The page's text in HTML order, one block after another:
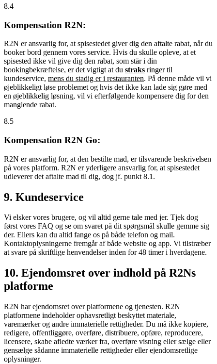
8.4
Kompensation R2N:
R2N er ansvarlig for, at spisestedet giver dig den aftalte rabat, når du
booker bord gennem vores service. Hvis du skulle opleve, at et
spisested ikke vil give dig den rabat, som står i din
bookingbekræftelse, er det vigtigt at du straks ringer til
kundeservice, mens du stadig er i restauranten. På denne måde vil vi
øjeblikkeligt løse problemet og hvis det ikke kan lade sig gøre med
en øjeblikkelig løsning, vil vi efterfølgende kompensere dig for den
manglende rabat.
8.5
Kompensation R2N Go:
R2N er ansvarlig for, at den bestilte mad, er tilsvarende beskrivelsen
på vores platform. R2N er yderligere ansvarlig for, at spisestedet
udleverer det aftalte mad til dig, dog jf. punkt 8.1.
9. Kundeservice
Vi elsker vores brugere, og vil altid gerne tale med jer. Tjek dog
først vores FAQ og se om svaret på dit spørgsmål skulle gemme sig
der. Ellers kan du altid fange os på både telefon og mail.
Kontaktoplysningerne fremgår af både website og app. Vi tilstræber
at svare på skriftlige henvendelser inden for 48 timer i hverdagene.
10. Ejendomsret over indhold på R2Ns
platforme
R2N har ejendomsret over platformene og tjenesten. R2N
platformene indeholder ophavsretligt beskyttet materiale,
varemærker og andre immaterielle rettigheder. Du må ikke kopiere,
redigere, offentliggøre, overføre, distribuere, opføre, reproducere,
licensere, skabe afledte værker fra, overføre visning eller sælge eller
gensælge sådanne immaterielle rettigheder eller ejendomsretlige
oplysninger.